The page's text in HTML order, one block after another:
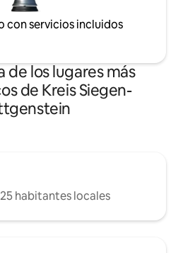
con servicios incluidos
de los lugares más
de Kreis Siegen-
habitantes locales